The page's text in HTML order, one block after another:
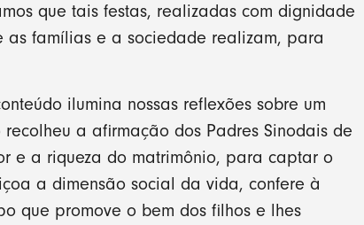
que tais festas, realizadas com dignidade
as famílias e a sociedade realizam, para
ilumina nossas reflexões sobre um
a afirmação dos Padres Sinodais de
e a riqueza do matrimônio, para captar o
a dimensão social da vida, confere à
que promove o bem dos filhos e lhes